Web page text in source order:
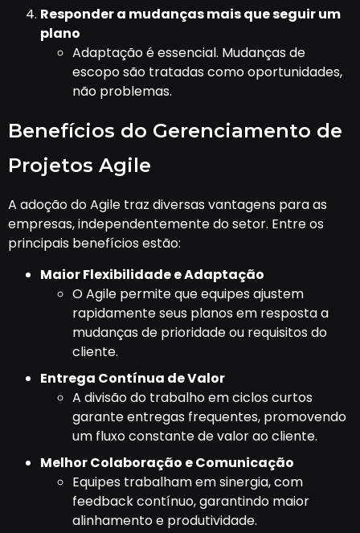
Responder a mudanças mais que seguir um
plano
Adaptação é essencial. Mudanças de
escopo são tratadas como oportunidades,
não problemas.
Benefícios do Gerenciamento de
Projetos Agile
A adoção do Agile traz diversas vantagens para as
empresas, independentemente do setor. Entre os
principais benefícios estão:
Maior Flexibilidade e Adaptação
O Agile permite que equipes ajustem
rapidamente seus planos em resposta a
mudanças de prioridade ou requisitos do
cliente.
Entrega Contínua de Valor
A divisão do trabalho em ciclos curtos
garante entregas frequentes, promovendo
um fluxo constante de valor ao cliente.
Melhor Colaboração e Comunicação
Equipes trabalham em sinergia, com
feedback contínuo, garantindo maior
alinhamento e produtividade.